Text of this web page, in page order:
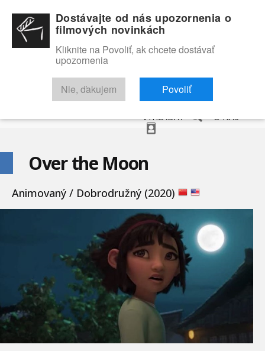
RECENZIE TRAILERY FILMOVÁ DATABÁZA
VYHĽADAŤ O NÁS
Over the Moon
Animovaný / Dobrodružný (2020)
Dostávajte od nás upozornenia o
filmových novinkách
Kliknite na Povoliť, ak chcete dostávať
upozornenia
Nie, ďakujem Povoliť